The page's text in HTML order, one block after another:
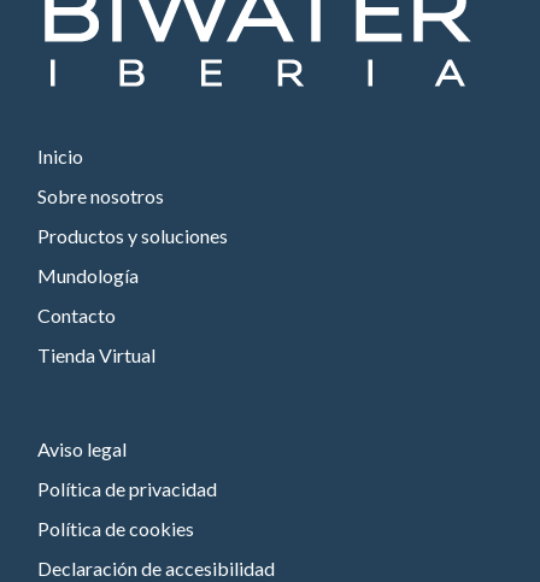
Inicio
Sobre nosotros
Productos y soluciones
Mundología
Contacto
Tienda Virtual
Aviso legal
Política de privacidad
Política de cookies
Declaración de accesibilidad